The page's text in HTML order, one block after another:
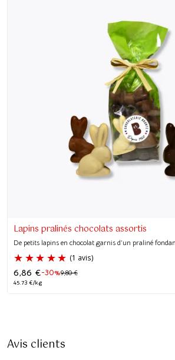
Lapins pralinés chocolats assortis
De petits lapins en chocolat garnis d’un praliné
-30%9,80€
6,86 €
45.73 €/kg
Avis clients